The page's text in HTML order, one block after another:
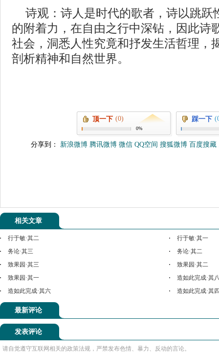
诗观：诗人是时代的歌者，诗以跳跃
的附着力，在自由之行中深钻，因此诗
社会，洞悉人性究竟和抒发生活哲理，
剖析精神和自然世界。
顶一下 (0)
0%
踩一下
分享到： 新浪微博 腾讯微博 微信 QQ空间 搜狐微博 百度搜藏
相关文章
行于敏·其二
行于敏·其一
务论·其三
务论·其二
致果园·其三
致果园·其二
致果园·其一
造如此完成·其
造如此完成·其六
造如此完成·其
最新评论
发表评论
请自觉遵守互联网相关的政策法规，严禁发布色情、暴力、反动的言论。